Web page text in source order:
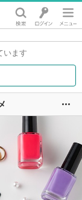
います